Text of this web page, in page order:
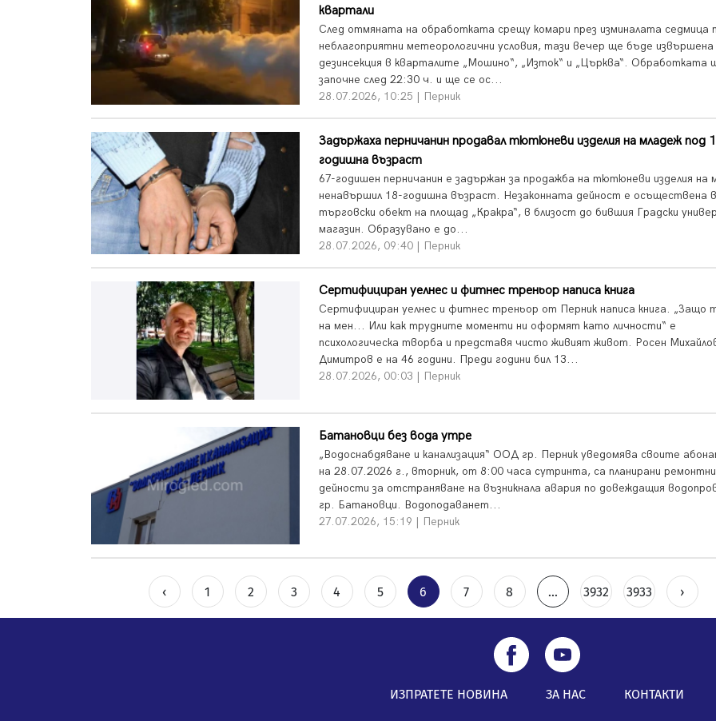
квартали
След отмяната на обработката срещу комари през изминалата седмица
неблагоприятни метеорологични условия, тази вечер ще бъде извършена
дезинсекция в кварталите „Мошино“, „Изток“ и „Църква“. Обработката
започне след 22:30 ч. и ще се ос...
28.07.2026, 10:25 | Перник
Задържаха перничанин продавал тютюневи изделия на младеж под
годишна възраст
67-годишен перничанин е задържан за продажба на тютюневи изделия на
ненавършил 18-годишна възраст. Незаконната дейност е осъществена
търговски обект на площад „Кракра“, в близост до бившия Градски
магазин. Образувано е до...
28.07.2026, 09:40 | Перник
Сертифициран уелнес и фитнес треньор написа книга
Сертифициран уелнес и фитнес треньор от Перник написа книга. „Защо
на мен... Или как трудните моменти ни оформят като личности“ е
психологическа творба и представя чисто живият живот. Росен
Димитров е на 46 години. Преди години бил 13...
28.07.2026, 00:03 | Перник
Батановци без вода утре
„Водоснабдяване и канализация“ ООД гр. Перник уведомява своите
на 28.07.2026 г., вторник, от 8:00 часа сутринта, са планирани ремонтни
дейности за отстраняване на възникнала авария по довеждащия
гр. Батановци. Водоподаванет...
27.07.2026, 15:19 | Перник
‹ 1 2 3 4 5 6 7 8 ... 3932 3933 ›
ИЗПРАТЕТЕ НОВИНА ЗА НАС КОНТАКТИ